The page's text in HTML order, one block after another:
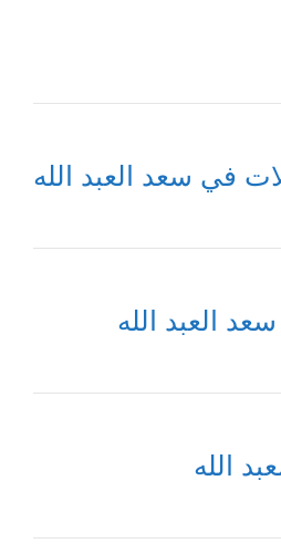
في سعد العبد الله
العبد الله
الله